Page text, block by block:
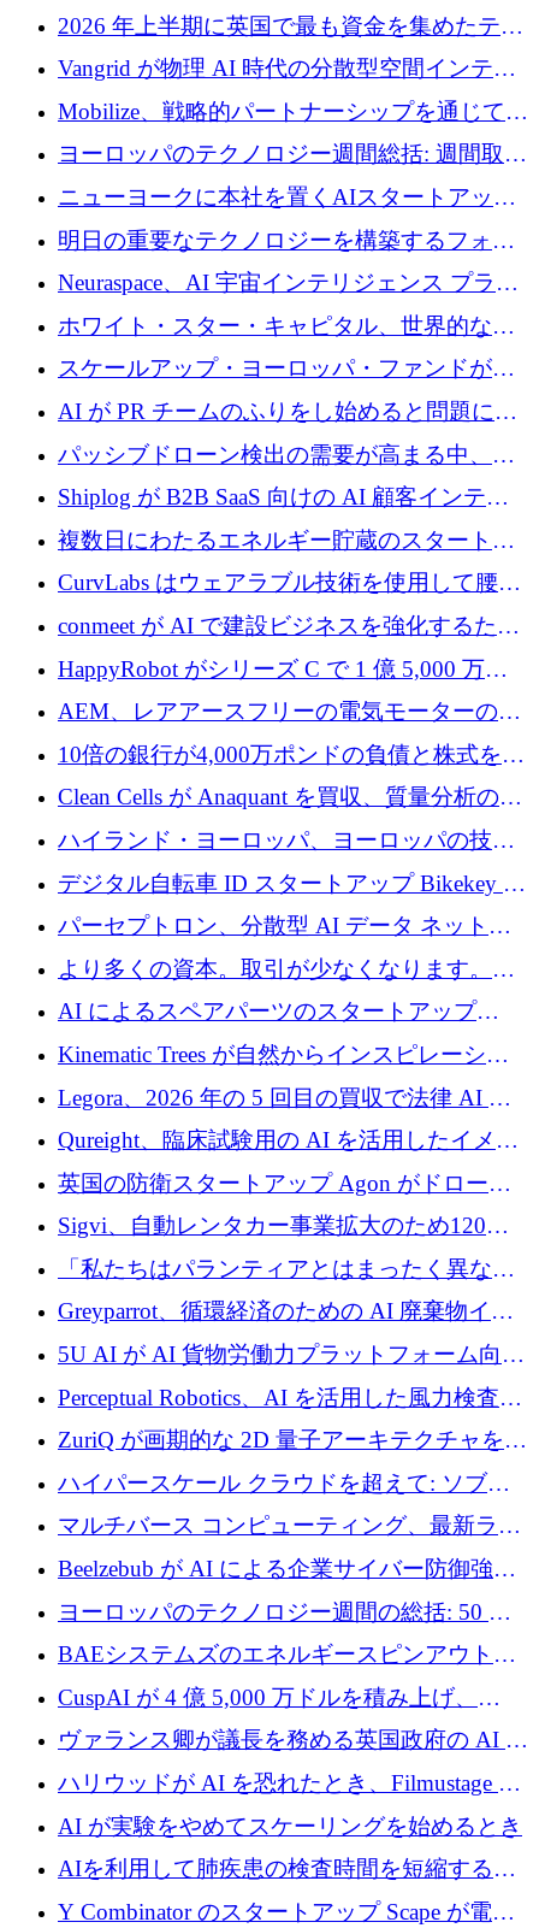
い評価を得ています！Providend社の設立25周
年を記念して、受講生の皆様に配当金が支給
されました！
2026 年上半期に英国で最も資金を集めたテク
ノロジー企業
Vangrid が物理 AI 時代の分散型空間インテリ
ジェンス ネットワークを構築するために 900
万ドルのシードを調達
Mobilize、戦略的パートナーシップを通じて通
信ソフトウェア会社を拡大するための投資部
ヨーロッパのテクノロジー週間総括: 週間取引
額 8 億 7,800 万ユーロと 2026 年上半期の主要
ニューヨークに本社を置くAIスタートアップ
Modal Labsがロンドンオフィスを開設
明日の重要なテクノロジーを構築するフォト
ニクスのスケールアップに対応する
Neuraspace、AI 宇宙インテリジェンス プラッ
トフォームの拡大に 1,560 万ユーロを投資
ホワイト・スター・キャピタル、世界的なス
タートアップをシリーズAからBまで支援する
ために2億5,000万ドルのファンドIVを閉鎖
スケールアップ・ヨーロッパ・ファンドが初
の投資を行い、Iceeyeの10億ユーロのラウンド
を共同主導
AI が PR チームのふりをし始めると問題にな
ります
パッシブドローン検出の需要が高まる中、
Monava が資金調達ラウンドを終了
Shiplog が B2B SaaS 向けの AI 顧客インテリ
ジェンスを構築するために 100 万ドルを調達
複数日にわたるエネルギー貯蔵のスタートア
ップ、Ore Energy が新たな投資ラウンドで
4,300 万ドルを獲得
CurvLabs はウェアラブル技術を使用して腰痛
治療をどのように再考しているか
conmeet が AI で建設ビジネスを強化するため
に 600 万ユーロを調達
HappyRobot がシリーズ C で 1 億 5,000 万ド
ルを獲得し、企業運営向けにエージェント AI
を拡張
AEM、レアアースフリーの電気モーターの革
新を加速するために1,600万ポンドを確保
10倍の銀行が4,000万ポンドの負債と株式を調
達
Clean Cells が Anaquant を買収、質量分析の専
門知識によるバイオ医薬品の品質管理を拡大
ハイランド・ヨーロッパ、ヨーロッパの技術
規模拡大を支援するために11億ユーロのファ
ンドVIを閉鎖
デジタル自転車 ID スタートアップ Bikekey が
TÖNNJES への投資を確保
パーセプトロン、分散型 AI データ ネットワ
ークの構築に 650 万ドルを調達
より多くの資本。取引が少なくなります。
2026 年上半期がヨーロッパのテクノロジーに
ついて語ること
AI によるスペアパーツのスタートアップ
Intropy が 1,100 万ドルを調達
Kinematic Trees が自然からインスピレーショ
ンを得たロボット ソフトウェアを拡張するた
めに 58 万 5,000 ポンドを調達
Legora、2026 年の 5 回目の買収で法律 AI ス
タートアップ Wexler を買収
Qureight、臨床試験用の AI を活用したイメー
ジング プラットフォームを拡張するためにシ
リーズ B で 2,000 万ドルを確保
英国の防衛スタートアップ Agon がドローン
攻撃に対抗する仮想戦場を構築、3,000 万ドル
を調達
Sigvi、自動レンタカー事業拡大のため120万
ユーロを調達
「私たちはパランティアとはまったく異なる
会社です」とフランス人の「控えめな」後任
者は言う
Greyparrot、循環経済のための AI 廃棄物イン
テリジェンスを拡張するためにシリーズ B で
2,700 万ドルを確保
5U AI が AI 貨物労働力プラットフォーム向け
に 320 万ドルのプレシードを獲得
Perceptual Robotics、AI を活用した風力検査の
規模拡大に向けて 400 万ポンド以上を確保
ZuriQ が画期的な 2D 量子アーキテクチャを拡
張するために 2,550 万ドルを調達
ハイパースケール クラウドを超えて: ソブリ
ン コンピューティングに対する DFINITY の
マルチバース コンピューティング、最新ラウ
ンドで最大 5 億 7,000 万ドルを目標
Beelzebub が AI による企業サイバー防御強化
のために 300 万ユーロを調達
ヨーロッパのテクノロジー週間の総括: 50 以
上の取引に 10 億ユーロ以上を投資
BAEシステムズのエネルギースピンアウト原
子力タービンが1500万ポンドの資金調達でス
テルスから浮上
CuspAI が 4 億 5,000 万ドルを積み上げ、
Resist.UA が 5,000 万ユーロの基金を立ち上
げ、DSIT が廃止される
ヴァランス卿が議長を務める英国政府の AI タ
スクフォースが発足
ハリウッドが AI を恐れたとき、Filmustage は
代わりにプリプロダクションに賭けました
AI が実験をやめてスケーリングを始めるとき
AIを利用して肺疾患の検査時間を短縮する英
国のヘルステック挑戦者が1900万ドルを獲得
Y Combinator のスタートアップ Scape が電子